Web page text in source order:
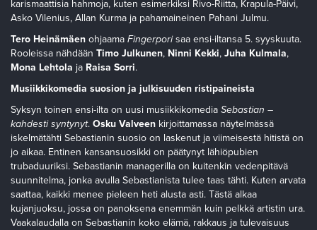
karismaattisia hahmoja, kuten esimerkiksi Rivo-Riitta, Krapula-Päivi,
Asko Vilenius, Allan Kurma ja pahamaineinen Pahani Julmu.
Tero Heinämäen ohjaama Fingerporisaa ensi-iltansa 5. syyskuuta.
Rooleissa nähdään Timo Julkunen, Ninni Kekki, Juha Kulmala,
Mona Lehtola ja Raisa Sorri.
Musiikkikomedia suosion ja julkisuuden ristipaineista
Syksyn toinen ensi-ilta on uusi musiikkikomedia Sebastian –
kahdesti syntynyt. Osku Valveen kirjoittamassa näytelmässä
iskelmätähti Sebastianin suosio on laskenut ja viimeisestä hitistä on
jo aikaa. Entinen kansansuosikki on päätynyt lähiöpubien
trubaduuriksi. Sebastianin managerilla on kuitenkin vedenpitävä
suunnitelma, jonka avulla Sebastianista tulee taas tähti. Kuten arvata
saattaa, kaikki menee pieleen heti alusta asti. Tästä alkaa
kujanjuoksu, jossa on panoksena enemmän kuin pelkkä artistin ura.
Vaakalaudalla on Sebastianin koko elämä, rakkaus ja tulevaisuus